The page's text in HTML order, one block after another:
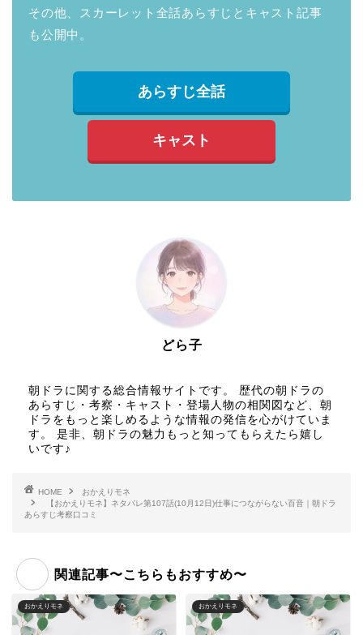
その他、スカーレット全話あらすじとキャスト記事
も公開中。
あらすじ全話
キャスト
どら子
朝ドラに関する総合情報サイトです。 歴代の朝ドラの
あらすじ・考察・キャスト・登場人物の相関図など、朝
ドラをもっと楽しめるような情報の発信を心がけていま
す。 是非、朝ドラの魅力もっと知ってもらえたら嬉し
いです♪
HOME
おかえりモネ
【おかえりモネ】ネタバレ第107話(10月12日)仕事につながらない百音｜朝ドラ
あらすじ考察口コミ
関連記事〜こちらもおすすめ〜
おかえりモネ おかえりモネ